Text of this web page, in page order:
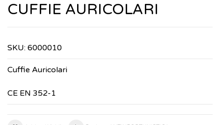
CUFFIE AURICOLARI
SKU: 6000010
Cuffie Auricolari
CE EN 352-1